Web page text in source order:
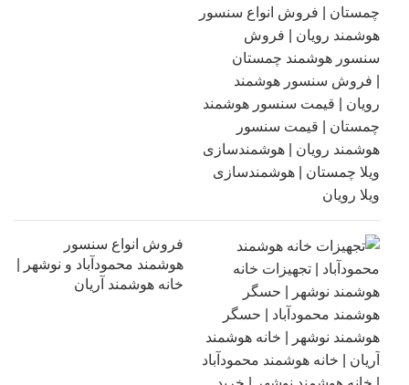
فروش انواع سنسور
هوشمند محمودآباد و نوشهر |
خانه هوشمند آریان